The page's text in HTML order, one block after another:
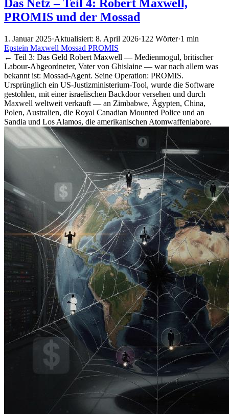
Das Netz – Teil 4: Robert Maxwell,
PROMIS und der Mossad
1. Januar 2025·Aktualisiert: 8. April 2026·122 Wörter·1 min
Epstein Maxwell Mossad PROMIS
← Teil 3: Das Geld Robert Maxwell — Medienmogul, britischer
Labour-Abgeordneter, Vater von Ghislaine — war nach allem was
bekannt ist: Mossad-Agent. Seine Operation: PROMIS.
Ursprünglich ein US-Justizministerium-Tool, wurde die Software
gestohlen, mit einer israelischen Backdoor versehen und durch
Maxwell weltweit verkauft — an Zimbabwe, Ägypten, China,
Polen, Australien, die Royal Canadian Mounted Police und an
Sandia und Los Alamos, die amerikanischen Atomwaffenlabore.